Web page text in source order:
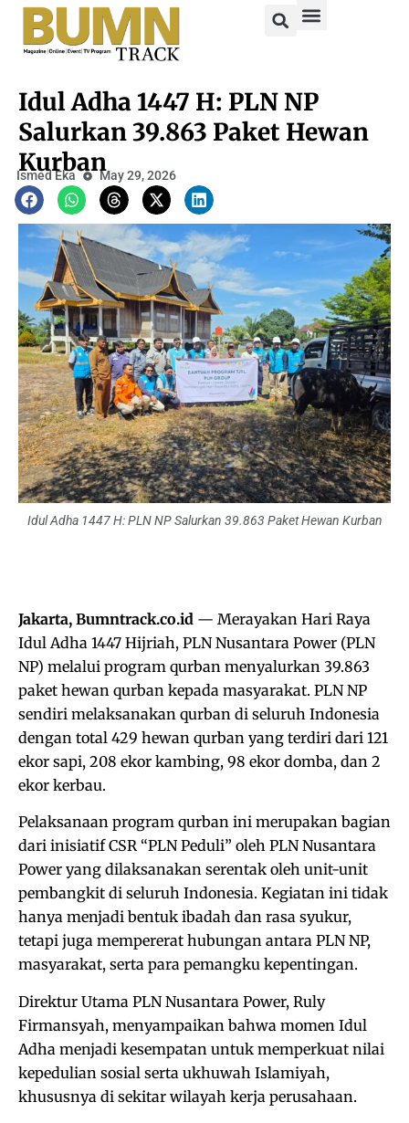
Idul Adha 1447 H: PLN NP
Salurkan 39.863 Paket Hewan
Kurban
Ismed Eka May 29, 2026
Idul Adha 1447 H: PLN NP Salurkan 39.863 Paket Hewan Kurban
Jakarta, Bumntrack.co.id — Merayakan Hari Raya
Idul Adha 1447 Hijriah, PLN Nusantara Power (PLN
NP) melalui program qurban menyalurkan 39.863
paket hewan qurban kepada masyarakat. PLN NP
sendiri melaksanakan qurban di seluruh Indonesia
dengan total 429 hewan qurban yang terdiri dari 121
ekor sapi, 208 ekor kambing, 98 ekor domba, dan 2
ekor kerbau.
Pelaksanaan program qurban ini merupakan bagian
dari inisiatif CSR “PLN Peduli” oleh PLN Nusantara
Power yang dilaksanakan serentak oleh unit-unit
pembangkit di seluruh Indonesia. Kegiatan ini tidak
hanya menjadi bentuk ibadah dan rasa syukur,
tetapi juga mempererat hubungan antara PLN NP,
masyarakat, serta para pemangku kepentingan.
Direktur Utama PLN Nusantara Power, Ruly
Firmansyah, menyampaikan bahwa momen Idul
Adha menjadi kesempatan untuk memperkuat nilai
kepedulian sosial serta ukhuwah Islamiyah,
khususnya di sekitar wilayah kerja perusahaan.